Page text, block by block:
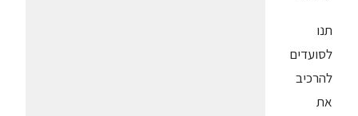
תנו
לסועדים
להרכיב
את